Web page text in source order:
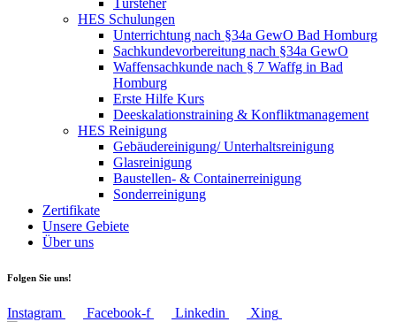
Türsteher
HES Schulungen
Unterrichtung nach §34a GewO Bad Homburg
Sachkundevorbereitung nach §34a GewO
Waffensachkunde nach § 7 Waffg in Bad
Homburg
Erste Hilfe Kurs
Deeskalationstraining & Konfliktmanagement
HES Reinigung
Gebäudereinigung/ Unterhaltsreinigung
Glasreinigung
Baustellen- & Containerreinigung
Sonderreinigung
Zertifikate
Unsere Gebiete
Über uns
Folgen Sie uns!
Instagram Facebook-f Linkedin Xing